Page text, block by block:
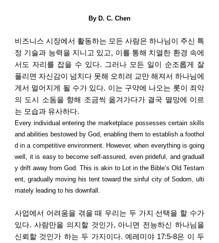
By D. C. Chen
비즈니스 시장에서 활동하는 모든 사람은 하나님이 주신 특
정 기술과 능력을 지니고 있고, 이를 통해 치열한 환경 속에
서도 자리를 잡을 수 있다. 그러나 모든 일이 순조롭게 잘
풀리면 자신감이 넘치다 못해 오히려 교만 해져서 하나님에
게서 멀어지게 될 수가 있다. 이는 구약에 나오는 롯이 죄악
의 도시 소돔을 향해 조금씩 옮겨가다가 결국 멸망에 이르
는 모습과 유사하다.
Every individual entering the marketplace possesses certain skills
and abilities bestowed by God, enabling them to establish a foothol
d in a competitive environment. However, when everything is going
well, it is easy to become self-assured, even prideful, and graduall
y drift away from God. This is akin to Lot in the Bible’s Old Testam
ent, gradually moving his tent toward the sinful city of Sodom, ulti
mately leading to his downfall.
사업에서 어려움을 겪을 때 우리는 두 가지 선택을 할 수가
있다. 사람만을 의지할 것인가, 아니면 전능하신 하나님을
신뢰할 것인가 하는 두 가지이다. 예레미야17:5-8은 이 두